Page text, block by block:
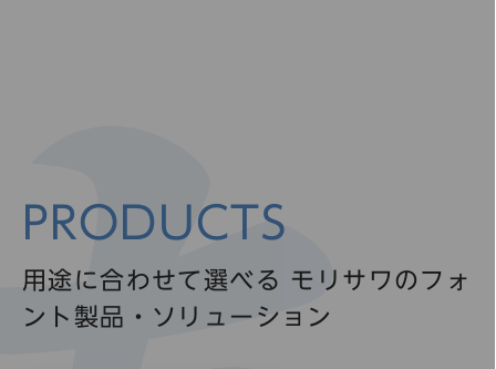
PRODUCTS
用途に合わせて選べる モリサワのフォ
ント製品・ソリューション